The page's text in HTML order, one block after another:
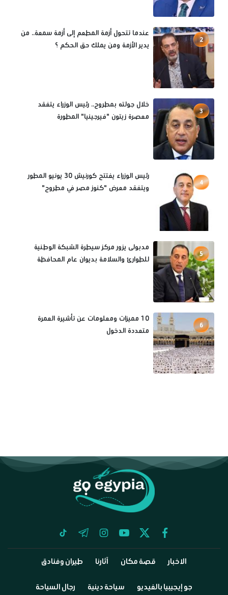
2
عندما تتحول أزمة المطعم إلى أزمة سمعة.. من
يدير الأزمة ومن يملك حق الحكم ؟
3
خلال جولته بمطروح.. رئيس الوزراء يتفقد
معصرة زيتون "فيرجينيا" المطورة
4
رئيس الوزراء يفتتح كورنيش 30 يونيو المطور
ويتفقد معرض "كنوز مصر في مطروح"
5
مدبولى يزور مركز سيطرة الشبكة الوطنية
للطوارئ والسلامة بديوان عام المحافظة
6
10 مميزات ومعلومات عن تأشيرة العمرة
متعددة الدخول
facebook
twitter
youtube
instagram
telegram
tiktok
الاخبار قصة مكان آثارنا طيران وفنادق
جو إيجيبيا بالفيديو سياحة دينية رجال السياحة